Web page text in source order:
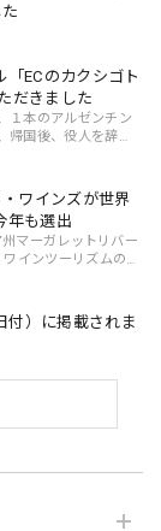
「ECのカクシゴト
だきました
１本のアルゼンチン
帰国後、役人を辞
に見舞わ...
ワインズが世界
年も選出
マーガレットリバー
インツーリズムの専
）が...
付）に掲載されま